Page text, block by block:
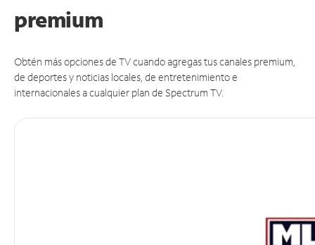
premium
Obtén más opciones de TV cuando agregas tus canales premium,
de deportes y noticias locales, de entretenimiento e
internacionales a cualquier plan de Spectrum TV.